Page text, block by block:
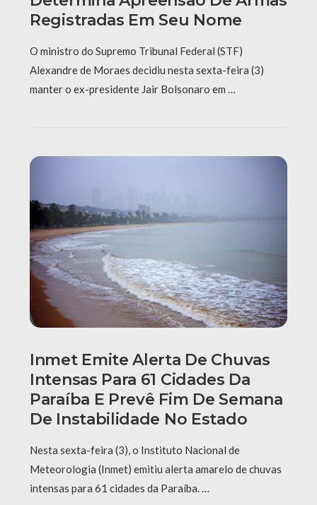
Registradas Em Seu Nome
O ministro do Supremo Tribunal Federal (STF)
Alexandre de Moraes decidiu nesta sexta-feira (3)
manter o ex-presidente Jair Bolsonaro em …
Inmet Emite Alerta De Chuvas
Intensas Para 61 Cidades Da
Paraíba E Prevê Fim De Semana
De Instabilidade No Estado
Nesta sexta-feira (3), o Instituto Nacional de
Meteorologia (Inmet) emitiu alerta amarelo de chuvas
intensas para 61 cidades da Paraíba. …